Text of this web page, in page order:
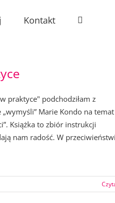
Kontakt
praktyce" podchodziłam z
Marie Kondo na temat
Książka to zbiór instrukcji
nam radość. W